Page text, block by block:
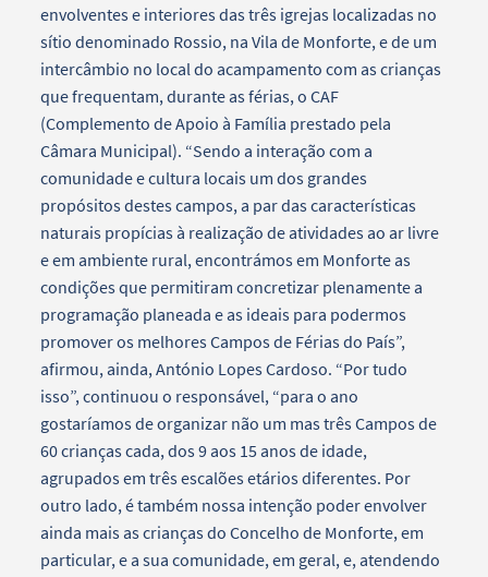
envolventes e interiores das três igrejas localizadas no
sítio denominado Rossio, na Vila de Monforte, e de um
intercâmbio no local do acampamento com as crianças
que frequentam, durante as férias, o CAF
(Complemento de Apoio à Família prestado pela
Câmara Municipal). “Sendo a interação com a
comunidade e cultura locais um dos grandes
propósitos destes campos, a par das características
naturais propícias à realização de atividades ao ar livre
e em ambiente rural, encontrámos em Monforte as
condições que permitiram concretizar plenamente a
programação planeada e as ideais para podermos
promover os melhores Campos de Férias do País”,
afirmou, ainda, António Lopes Cardoso. “Por tudo
isso”, continuou o responsável, “para o ano
gostaríamos de organizar não um mas três Campos de
60 crianças cada, dos 9 aos 15 anos de idade,
agrupados em três escalões etários diferentes. Por
outro lado, é também nossa intenção poder envolver
ainda mais as crianças do Concelho de Monforte, em
particular, e a sua comunidade, em geral, e, atendendo